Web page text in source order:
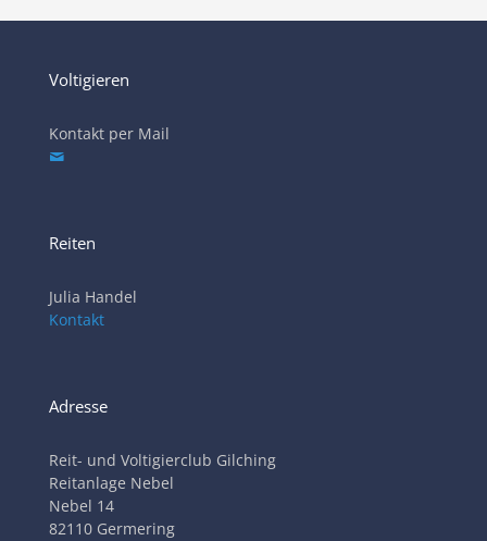
Voltigieren
Kontakt per Mail
Reiten
Julia Handel
Kontakt
Adresse
Reit- und Voltigierclub Gilching
Reitanlage Nebel
Nebel 14
82110 Germering